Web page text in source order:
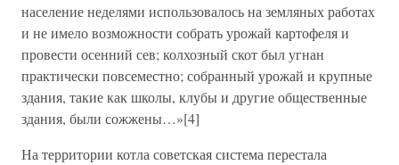
население неделями использовалось на земляных работах
и не имело возможности собрать урожай картофеля и
провести осенний сев; колхозный скот был угнан
практически повсеместно; собранный урожай и крупные
здания, такие как школы, клубы и другие общественные
здания, были сожжены…»[4]
На территории котла советская система перестала